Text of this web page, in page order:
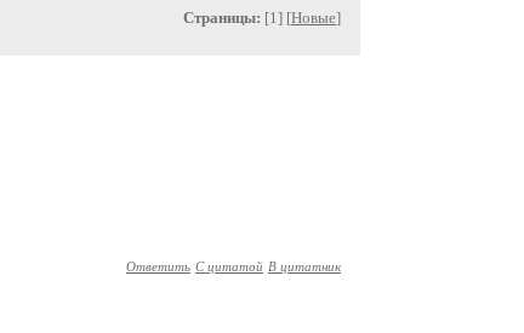
Страницы: [1] [Новые]
Ответить С цитатой В цитатник